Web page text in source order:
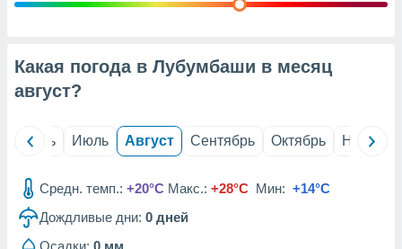
данных
Какая погода в Лубумбаши в месяц
август?
Июнь Июль Август Сентябрь Октябрь Ноябрь
Средн. темп.: +20°C Макс.: +28°C Мин: +14°C
Дождливые дни: 0 дней
Осадки: 0 мм